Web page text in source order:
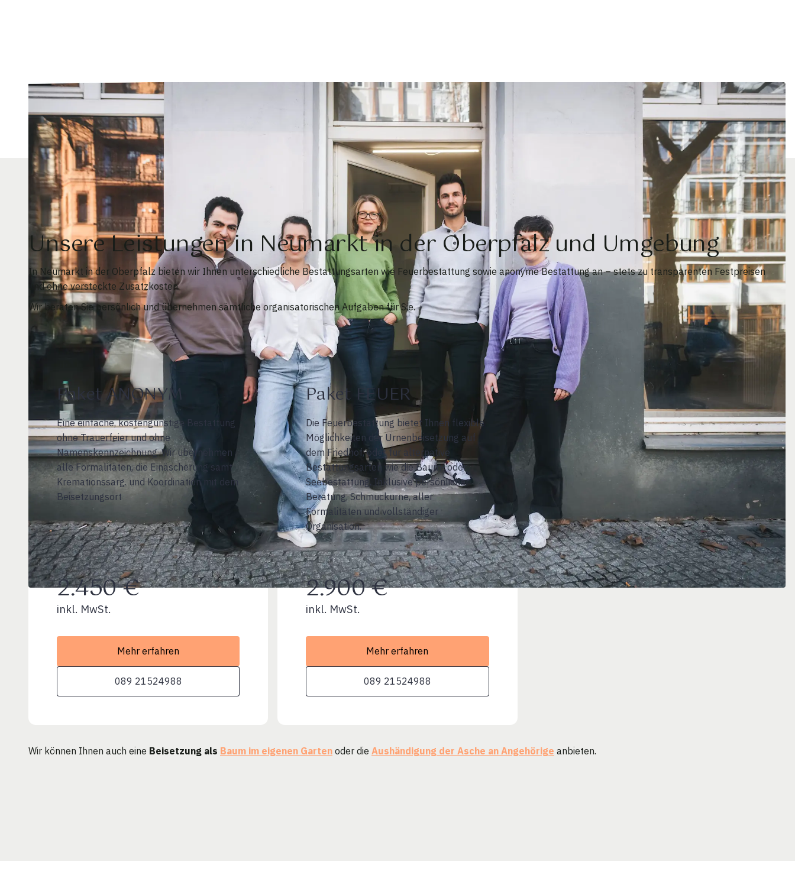
Unsere Leistungen in Neumarkt in der Oberpfalz und Umgebung
In Neumarkt in der Oberpfalz bieten wir Ihnen unterschiedliche Bestattungsarten wie Feuerbestattung sowie anonyme Bestattung an – stets zu transparenten Festpreisen
und ohne versteckte Zusatzkosten.
Wir beraten Sie persönlich und übernehmen sämtliche organisatorischen Aufgaben für Sie.
Paket ANONYM
Eine einfache, kostengünstige Bestattung
ohne Trauerfeier und ohne
Namenskennzeichnung. Wir übernehmen
alle Formalitäten, die Einäscherung samt
Kremationssarg. und Koordination mit dem
Beisetzungsort
2.450 €
inkl. MwSt.
Mehr erfahren
089 21524988
Paket FEUER
Die Feuerbestattung bietet Ihnen flexible
Möglichkeiten der Urnenbeisetzung auf
dem Friedhof, oder für alternative
Bestattungsarten wie die Baum- oder
Seebestattung. Inklusive persönlicher
Beratung, Schmuckurne, aller
Formalitäten und vollständiger
Organisation.
2.900 €
inkl. MwSt.
Mehr erfahren
089 21524988
Wir können Ihnen auch eine Beisetzung als Baum im eigenen Garten oder die Aushändigung der Asche an Angehörige anbieten.